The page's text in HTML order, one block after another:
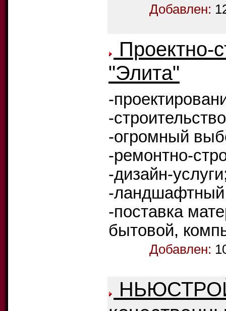
Добавлен:
Проектно-
"Элита"
-
-
-огромный
-ремонтно-
-дизайн-
-ландшафтный
-поставка
бытовой,
Добавлен: